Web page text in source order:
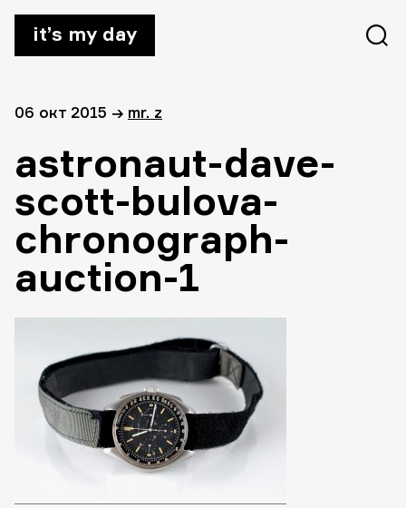
it’s my day
06 окт 2015 → mr. z
astronaut-dave-
scott-bulova-
chronograph-
auction-1